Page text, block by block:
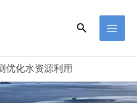
优化水资源利用